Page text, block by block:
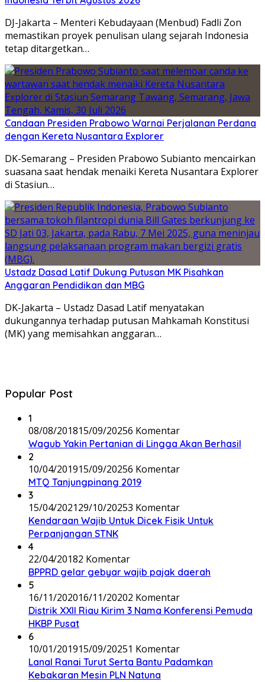
DJ-Jakarta – Menteri Kebudayaan (Menbud) Fadli Zon
memastikan proyek penulisan ulang sejarah Indonesia
tetap ditargetkan…
Candaan Presiden Prabowo Warnai Perjalanan Perdana
dengan Kereta Nusantara Explorer
DK-Semarang – Presiden Prabowo Subianto mencairkan
suasana saat hendak menaiki Kereta Nusantara Explorer
di Stasiun…
Ustadz Dasad Latif Dukung Putusan MK Pisahkan
Anggaran Pendidikan dan MBG
DK-Jakarta – Ustadz Dasad Latif menyatakan
dukungannya terhadap putusan Mahkamah Konstitusi
(MK) yang memisahkan anggaran…
Popular Post
1
08/08/201815/09/20256 Komentar
Wagub Yakin Pertanian di Lingga Akan Berhasil
2
10/04/201915/09/20256 Komentar
MTQ Tanjungpinang 2019
3
15/04/202129/10/20253 Komentar
Kendaraan Wajib Untuk Dicek Fisik Untuk
Perpanjangan STNK
4
22/04/20182 Komentar
BPPRD gelar gebyar wajib pajak daerah
5
16/11/202016/11/20202 Komentar
Distrik XXII Riau Kirim 3 Nama Konferensi Pemuda
HKBP Pusat
6
10/01/201915/09/20251 Komentar
Lanal Ranai Turut Serta Bantu Padamkan
Kebakaran Mesin PLN Natuna